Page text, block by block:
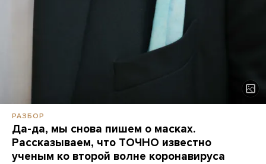
РАЗБОР
Да-да, мы снова пишем о масках.
Рассказываем, что ТОЧНО известно
ученым ко второй волне коронавируса